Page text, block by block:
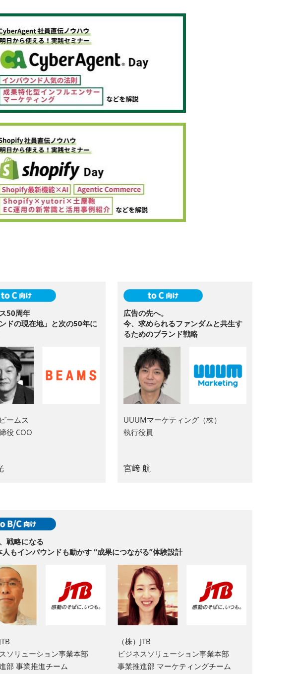
50周年
ンドの現在地」と次の50年に
ームス
役 COO
広告の先へ。
今、求められるファンダムと共生す
るためのブランド戦略
UUUMマーケティング（株）
執行役員
宮﨑 航
戦略になる
もインバウンドも動かす “成果につながる”体験設計
ソリューション事業本部
部 事業推進チーム
（株）JTB
ビジネスソリューション事業本部
事業推進部 マーケティングチーム